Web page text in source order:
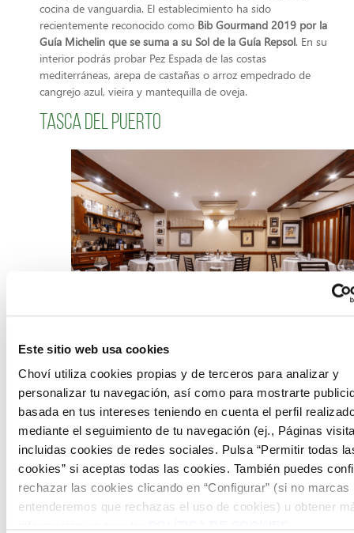
Este sitio web usa cookies
Choví utiliza cookies propias y de terceros para analizar y
personalizar tu navegación, así como para mostrarte
basada en tus intereses teniendo en cuenta el perfil
mediante el seguimiento de tu navegación (ej., Páginas
incluidas cookies de redes sociales. Pulsa “Permitir todas
cookies” si aceptas todas las cookies. También puedes
rechazar las cookies clicando en “Configurar” (si no marcas
entenderemos que rechazas el uso de cookies) u obtener
cocina de vanguardia. El establecimiento ha sido
recientemente reconocido como Bib Gourmand 2019 por la
Guía Michelin que se suma a su Sol de la Guía Repsol. En su
interior podrás probar Pez Espada de las costas
mediterráneas, arepa de castañas o arroz empedrado de
cangrejo azul, vieira y mantequilla de oveja.
Tasca del Puerto
Av. del Port, 13, 12100 Grau de Castelló, Castellón.
Disfruta del mejor marisco del Mediterráneo en un lugar
acogedor. La Tasca del Puerto pone a tu disposiciónerizos
de mar, boquerones de fanal en tempura, chipirones,
gambas marinadas , ravioli de langostino y carpaccio de
pulpo. Bajo su lema “Saborea lo mejor del mar” en La Tasca
del Puerto encontrarás un templo a la tradición, a la
búsqueda del sabor perfecto y del punto de cocción
adecuado. Atención llena de detalles y clientes muy